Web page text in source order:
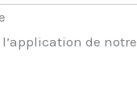
de notre